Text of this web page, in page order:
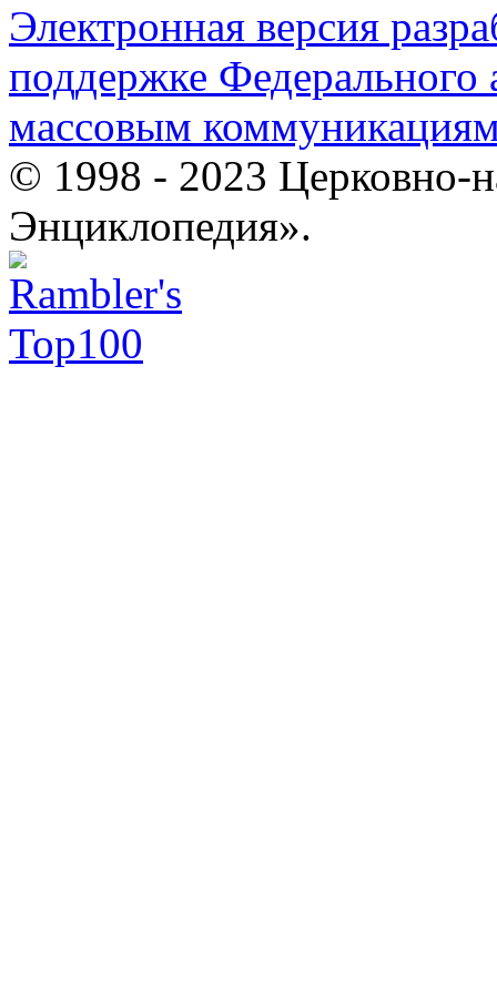
Электронная версия
поддержке Федерального
массовым
© 1998 - 2023 Церковно-
Энциклопедия».